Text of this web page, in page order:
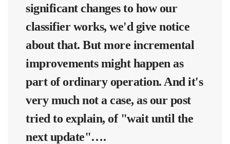
significant changes to how our
classifier works, we'd give notice
about that. But more incremental
improvements might happen as
part of ordinary operation. And it's
very much not a case, as our post
tried to explain, of "wait until the
next update"….